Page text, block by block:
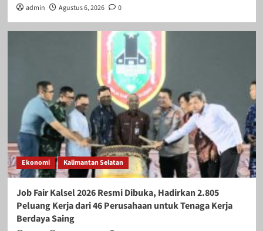
admin Agustus 6, 2026 0
Ekonomi Kalimantan Selatan
Job Fair Kalsel 2026 Resmi Dibuka, Hadirkan 2.805
Peluang Kerja dari 46 Perusahaan untuk Tenaga Kerja
Berdaya Saing